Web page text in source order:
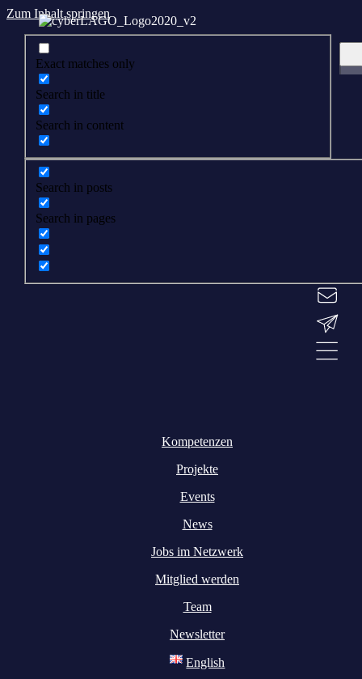
Zum Inhalt springen
Exact matches only
Search in title
Search in content
Search in posts
Search in pages
Kompetenzen
Projekte
Events
News
Jobs im Netzwerk
Mitglied werden
Team
Newsletter
English